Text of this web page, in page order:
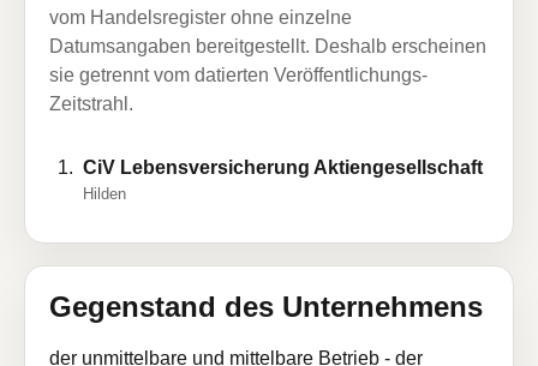
vom Handelsregister ohne einzelne
Datumsangaben bereitgestellt. Deshalb erscheinen
sie getrennt vom datierten Veröffentlichungs-
Zeitstrahl.
CiV Lebensversicherung Aktiengesellschaft
Hilden
Gegenstand des Unternehmens
der unmittelbare und mittelbare Betrieb - der